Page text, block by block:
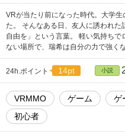
VRが当たり前になった時代。大学
た。 そんなある日、友人に誘われ
自由を」という言葉。 軽い気持ちで
ない場所で、瑞希は自分の力で強く
24h.ポイント 14pt 小説
VRMMO ゲーム ゲ
初心者